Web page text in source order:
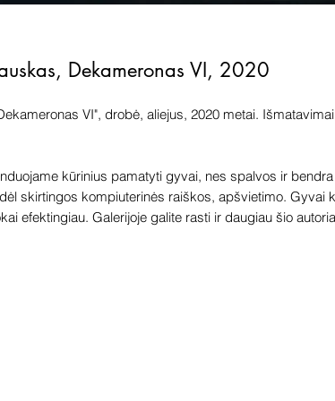
Dekameronas VI, 2020
VI", drobė, aliejus, 2020 metai.
kūrinius pamatyti gyvai, nes spalvos ir bendra
skirtingos kompiuterinės raiškos, apšvietimo. Gyvai
efektingiau. Galerijoje galite rasti ir daugiau šio